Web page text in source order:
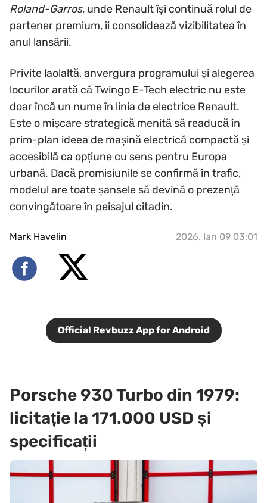
Roland-Garros, unde Renault își continuă rolul de
partener premium, îi consolidează vizibilitatea în
anul lansării.
Privite laolaltă, anvergura programului și alegerea
locurilor arată că Twingo E-Tech electric nu este
doar încă un nume în linia de electrice Renault.
Este o mișcare strategică menită să readucă în
prim-plan ideea de mașină electrică compactă și
accesibilă ca opțiune cu sens pentru Europa
urbană. Dacă promisiunile se confirmă în trafic,
modelul are toate șansele să devină o prezență
convingătoare în peisajul citadin.
Mark Havelin 2026, Ian 09 03:01
Official Revbuzz App for Android
Porsche 930 Turbo din 1979:
licitație la 171.000 USD și
specificații